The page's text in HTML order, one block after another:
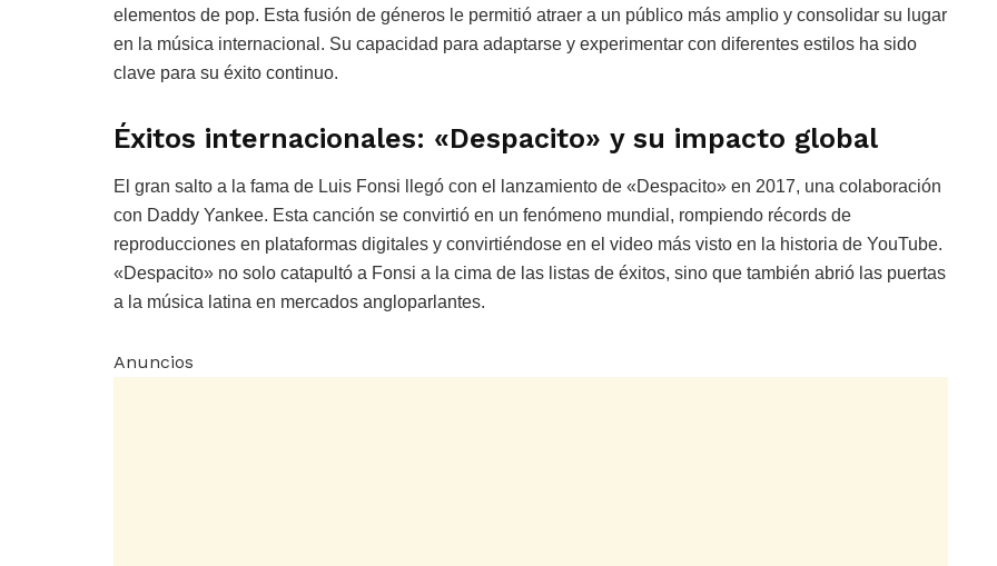
elementos de pop. Esta fusión de géneros le permitió atraer a un público más amplio y consolidar su lugar
en la música internacional. Su capacidad para adaptarse y experimentar con diferentes estilos ha sido
clave para su éxito continuo.
Éxitos internacionales: «Despacito» y su impacto global
El gran salto a la fama de Luis Fonsi llegó con el lanzamiento de «Despacito» en 2017, una colaboración
con Daddy Yankee. Esta canción se convirtió en un fenómeno mundial, rompiendo récords de
reproducciones en plataformas digitales y convirtiéndose en el video más visto en la historia de YouTube.
«Despacito» no solo catapultó a Fonsi a la cima de las listas de éxitos, sino que también abrió las puertas
a la música latina en mercados angloparlantes.
Anuncios